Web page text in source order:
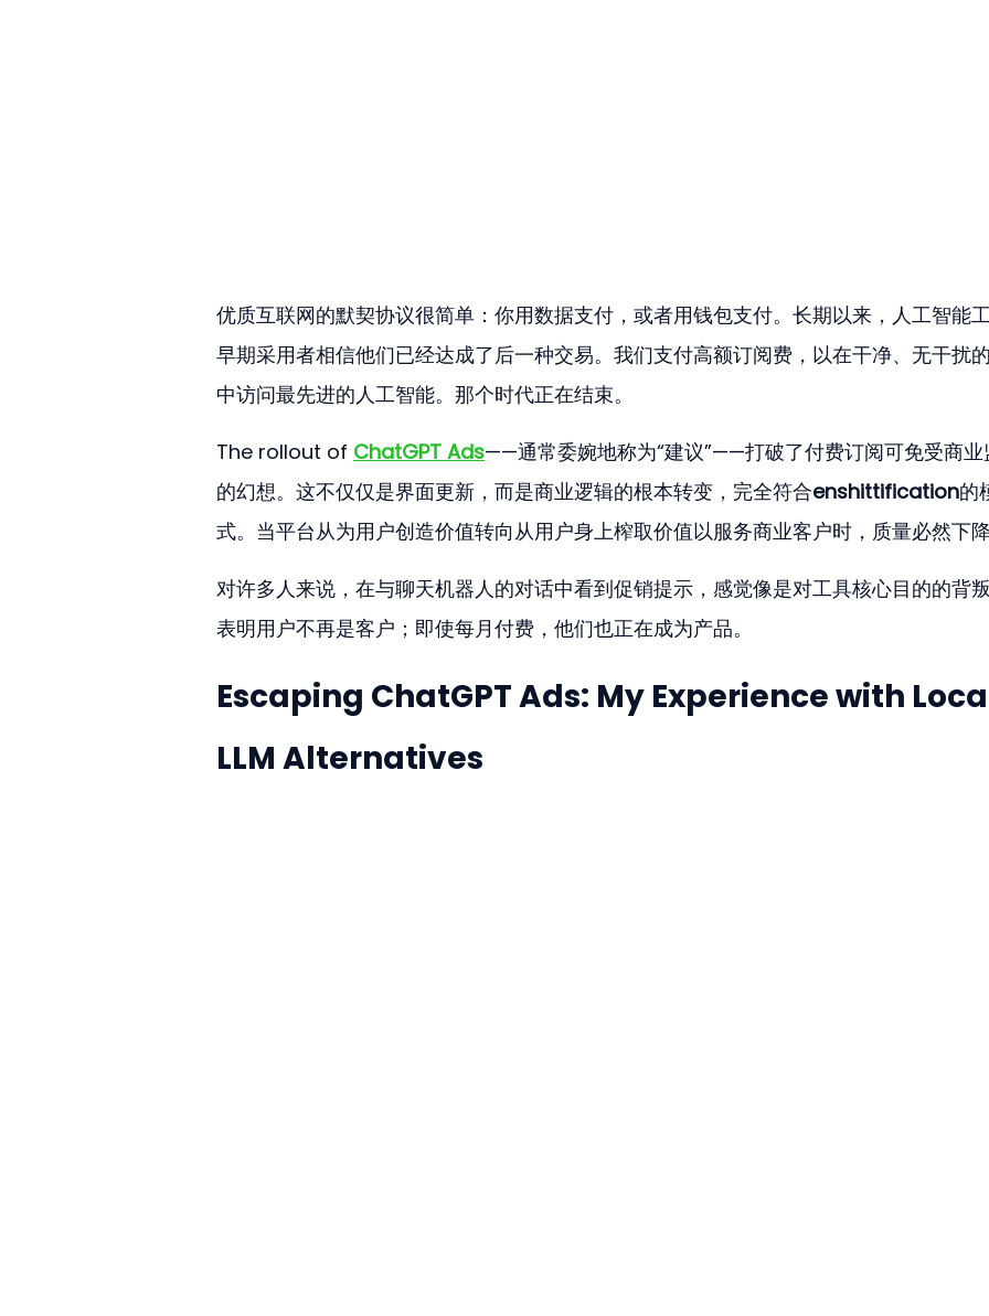
优质互联网的默契协议很简单：你用数据支付，或者用钱包支付。长期以来，人工智能
早期采用者相信他们已经达成了后一种交易。我们支付高额订阅费，以在干净、无干扰
中访问最先进的人工智能。那个时代正在结束。
The rollout of ChatGPT Ads——通常委婉地称为“建议”——打破了付费订阅可免受商业
的幻想。这不仅仅是界面更新，而是商业逻辑的根本转变，完全符合enshittification的
式。当平台从为用户创造价值转向从用户身上榨取价值以服务商业客户时，质量必然下降
对许多人来说，在与聊天机器人的对话中看到促销提示，感觉像是对工具核心目的的背
表明用户不再是客户；即使每月付费，他们也正在成为产品。
Escaping ChatGPT Ads: My Experience with
LLM Alternatives